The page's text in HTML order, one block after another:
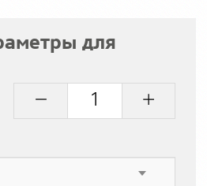
для